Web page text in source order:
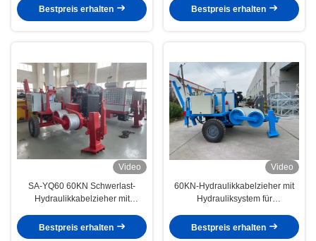
fortschrittlichem Hydrauliksystem
und hocheffizientem Dieselmotor
Bestpreis erhalten
Kabelziehen
Bestpreis erhalten
Video
SA-YQ60 60KN Schwerlast-
Hydraulikkabelzieher mit
Betrieb für die Leiterstringung
Bestpreis erhalten
Video
60KN-Hydraulikkabelzieher mit
Hydrauliksystem für
Oberleitungsbau
Bestpreis erhalten